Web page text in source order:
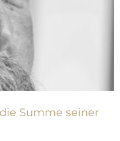
Summe seiner